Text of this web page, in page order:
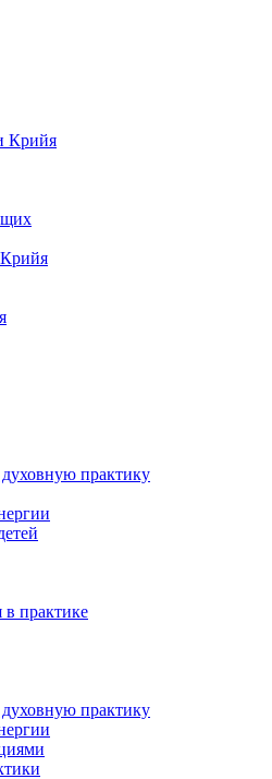
Крийя
практику
практике
практику